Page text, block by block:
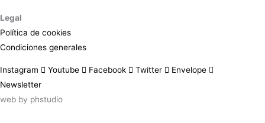
Legal
Política de cookies
Condiciones generales
Instagram Youtube Facebook Twitter
Envelope
Newsletter
web by phstudio